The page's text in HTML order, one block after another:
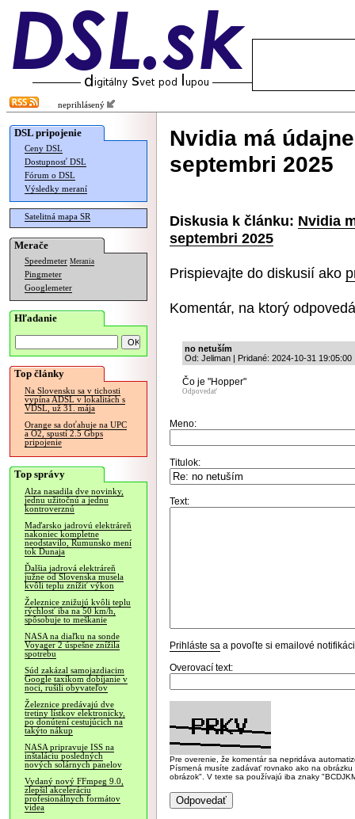
neprihlásený
DSL pripojenie
Ceny DSL
Dostupnosť DSL
Fórum o DSL
Výsledky meraní
Satelitná mapa SR
Merače
Speedmeter Merania
Pingmeter
Googlemeter
Hľadanie
Top články
Na Slovensku sa v tichosti
vypína ADSL v lokalitách s
VDSL, už 31. mája
Orange sa doťahuje na UPC
a O2, spustí 2.5 Gbps
pripojenie
Top správy
Alza nasadila dve novinky,
jednu užitočnú a jednu
kontroverznú
Maďarsko jadrovú elektráreň
nakoniec kompletne
neodstavilo, Rumunsko mení
tok Dunaja
Ďalšia jadrová elektráreň
južne od Slovenska musela
kvôli teplu znížiť výkon
Železnice znižujú kvôli teplu
rýchlosť iba na 50 km/h,
spôsobuje to meškanie
NASA na diaľku na sonde
Voyager 2 úspešne znížila
spotrebu
Súd zakázal samojazdiacim
Google taxíkom dobíjanie v
noci, rušili obyvateľov
Železnice predávajú dve
tretiny lístkov elektronicky,
po donútení cestujúcich na
takýto nákup
NASA pripravuje ISS na
inštaláciu posledných
nových solárnych panelov
Vydaný nový FFmpeg 9.0,
zlepšil akceleráciu
profesionálnych formátov
videa
Nvidia má
septembri 2025
Diskusia k článku: Nvidia
septembri 2025
Prispievajte do diskusií ako
Komentár, na ktorý
no netuším
Od: Jeliman | Pridané: 2024-10-31 19:05:00
Čo je "Hopper"
Odpovedať
Meno:
Titulok:
Text:
Prihláste sa a povoľte si emailové
Overovací text:
Pre overenie, že komentár sa nepridáva
Písmená musíte zadávať rovnako ako na
obrázok". V texte sa používajú iba znaky